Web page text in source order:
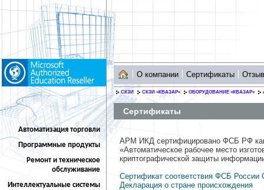
Автоматизация торговли
Программные продукты
Ремонт и техническое
обслуживание
Интеллектуальные системы
О компании Сертификаты
СКЗИ СКЗИ «КВАЗАР» ОБОРУДОВАНИЕ «КВАЗАР»
Сертификаты
АРМ ИКД сертифицировано ФСБ РФ
«Автоматическое рабочее место
криптографической защиты
Сертификат соответствия ФСБ России
Декларация о стране происхождения